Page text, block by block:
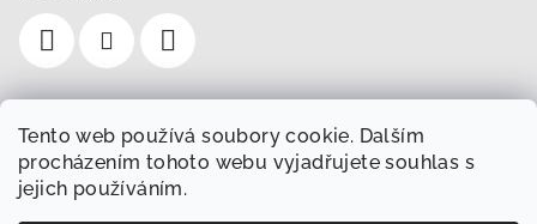
Tento web používá soubory cookie. Dalším
procházením tohoto webu vyjadřujete souhlas s
jejich používáním.
Instagram